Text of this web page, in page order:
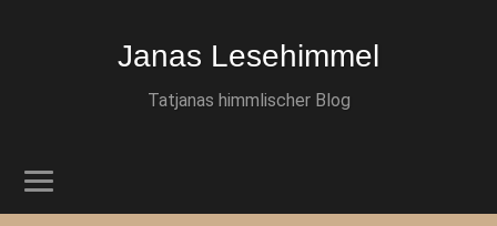
Janas Lesehimmel
Tatjanas himmlischer Blog